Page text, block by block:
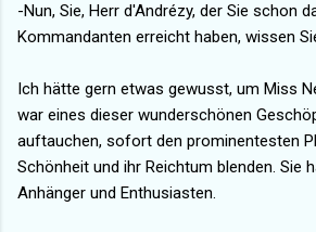
-Nun, Sie, Herr d'Andrézy, der Sie schon
Kommandanten erreicht haben, wissen
Ich hätte gern etwas gewusst, um Miss
war eines dieser wunderschönen
auftauchen, sofort den prominentesten
Schönheit und ihr Reichtum blenden. Sie
Anhänger und Enthusiasten.